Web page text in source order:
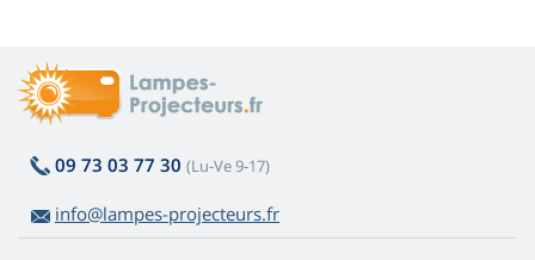
09 73 03 77 30 (Lu-Ve 9-17)
info@lampes-projecteurs.fr